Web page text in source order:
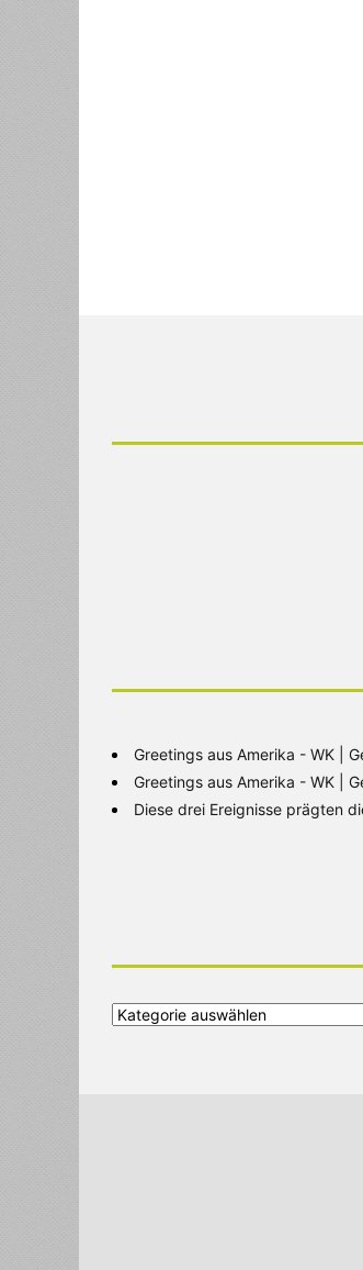
Greetings aus Amerika - WK |
Greetings aus Amerika - WK |
Diese drei Ereignisse prägten
Alle